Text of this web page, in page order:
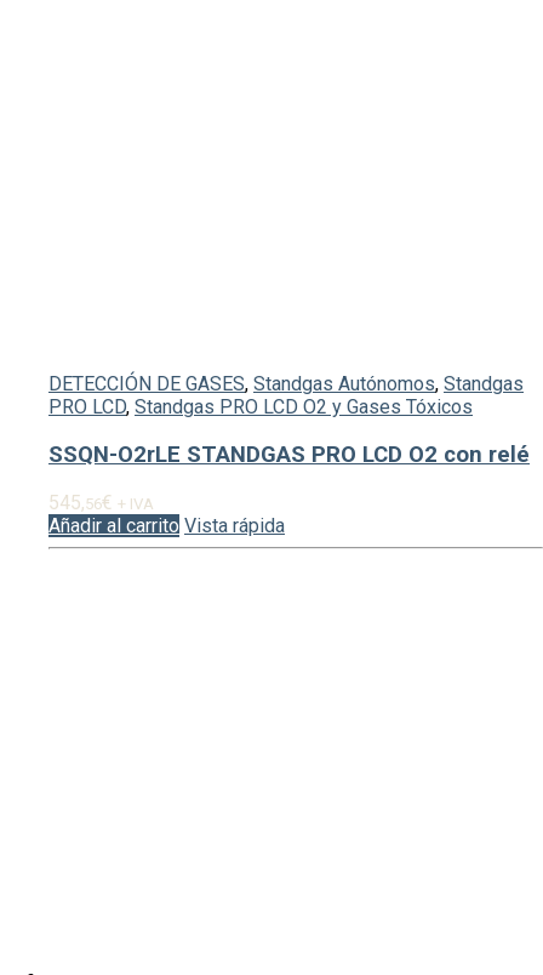
DETECCIÓN DE GASES, Standgas Autónomos, Standgas
PRO LCD, Standgas PRO LCD O2 y Gases Tóxicos
SSQN-O2rLE STANDGAS PRO LCD O2 con relé
545,56€ + IVA
Añadir al carrito Vista rápida